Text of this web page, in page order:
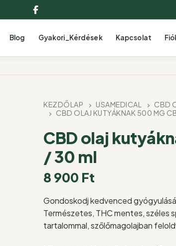
Facebook
Blog Gyakori_Kérdések Kapcsolat
KEZDŐLAP USAMEDICAL CBD
CBD OLAJ KUTYÁKNAK 500 MG
CBD olaj
/ 30 ml
8 900 Ft
Gondoskodj kedvenced
Természetes, THC mentes, széles
tartalommal, szőlőmagolajban